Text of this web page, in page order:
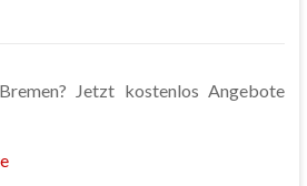
Jetzt kostenlos Angebote